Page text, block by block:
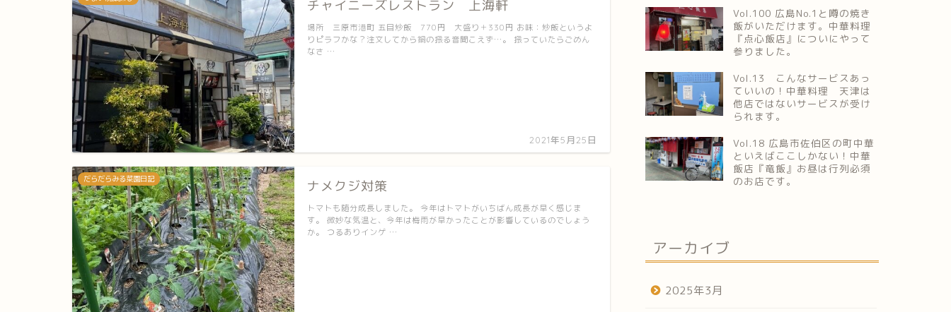
チャイニーズレストラン 上海軒
2021年5月25日
場所 三原市港町 五目炒飯 770円 大盛り＋330円 お味：炒飯というよ
りピラフかな？注文してから鍋の振る音聞こえず…。 振っていたらごめん
なさ …
だらだらみる菜園日記 ナメクジ対策
トマトも随分成長しました。 今年はトマトがいちばん成長が早く感じま
す。 微妙な気温と、今年は梅雨が早かったことが影響しているのでしょう
か。 つるありインゲ …
Vol.100 広島No.1と噂の焼き
飯がいただけます。中華料理
『点心飯店』についにやって
参りました。
Vol.13 こんなサービスあっ
ていいの！中華料理 天津は
他店ではないサービスが受け
られます。
Vol.18 広島市佐伯区の町中華
といえばここしかない！中華
飯店『竜飯』お昼は行列必須
のお店です。
アーカイブ
2025年3月